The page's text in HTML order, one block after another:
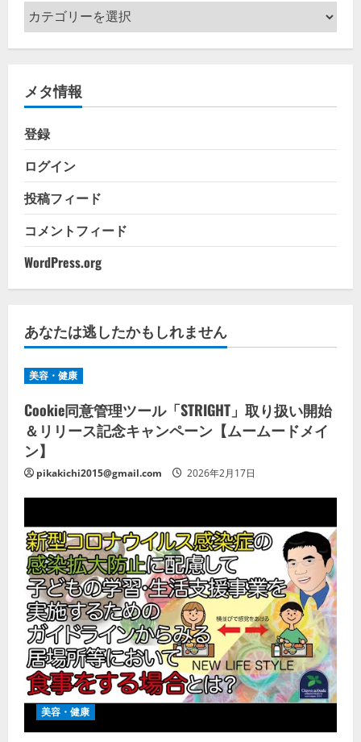
カ
テ
ゴ
ー
メタ情報
登録
ログイン
投稿フィード
コメントフィード
WordPress.org
あなたは逃したかもしれません
美容・健康
Cookie同意管理ツール「STRIGHT」取り扱い開始
＆リリース記念キャンペーン【ムームードメイ
ン】
pikakichi2015@gmail.com 2026年2月17日
美容・健康